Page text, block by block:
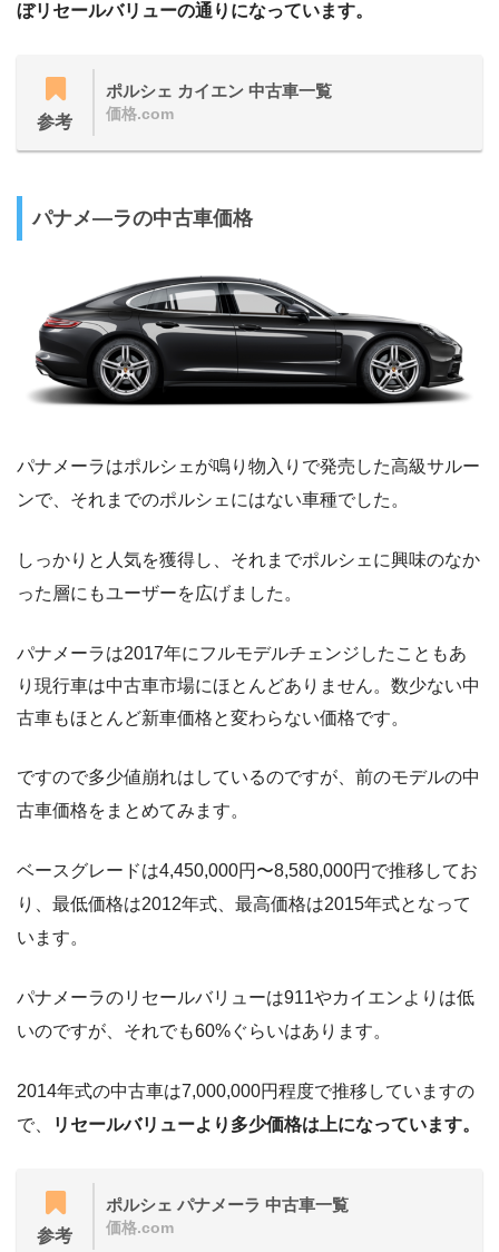
ぼリセールバリューの通りになっています。
参考
ポルシェ カイエン 中古車一覧
価格.com
パナメ―ラの中古車価格
パナメーラはポルシェが鳴り物入りで発売した高級サルー
ンで、それまでのポルシェにはない車種でした。
しっかりと人気を獲得し、それまでポルシェに興味のなか
った層にもユーザーを広げました。
パナメーラは2017年にフルモデルチェンジしたこともあ
り現行車は中古車市場にほとんどありません。数少ない中
古車もほとんど新車価格と変わらない価格です。
ですので多少値崩れはしているのですが、前のモデルの中
古車価格をまとめてみます。
ベースグレードは4,450,000円〜8,580,000円で推移してお
り、最低価格は2012年式、最高価格は2015年式となって
います。
パナメーラのリセールバリューは911やカイエンよりは低
いのですが、それでも60%ぐらいはあります。
2014年式の中古車は7,000,000円程度で推移していますの
で、
リセールバリューより多少価格は上になっています。
参考
ポルシェ パナメーラ 中古車一覧
価格.com